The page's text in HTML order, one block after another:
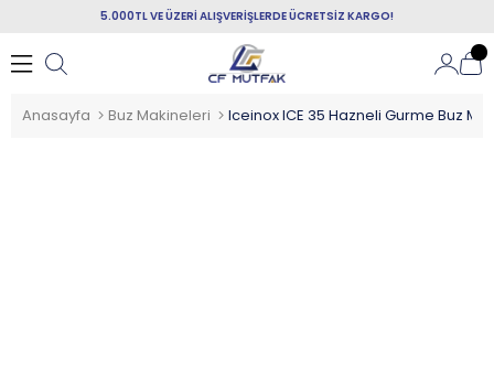
5.000TL VE ÜZERİ ALIŞVERİŞLERDE ÜCRETSİZ KARGO!
Anasayfa Buz Makineleri